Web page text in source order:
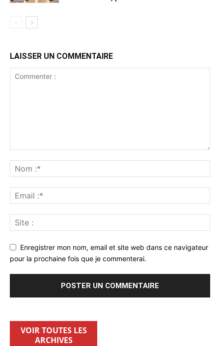
LAISSER UN COMMENTAIRE
Enregistrer mon nom, email et site web dans ce navigateur
pour la prochaine fois que je commenterai.
VOIR TOUTES LES
ARCHIVES